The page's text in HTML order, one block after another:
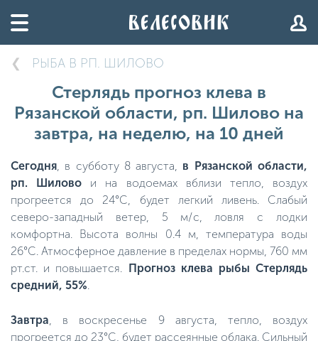
РЫБА В РП. ШИЛОВО
Стерлядь прогноз клева в
Рязанской области, рп. Шилово на
завтра, на неделю, на 10 дней
Сегодня, в субботу 8 августа, в Рязанской области,
рп. Шилово и на водоемах вблизи тепло, воздух
прогреется до 24°C, будет легкий ливень. Слабый
северо-западный ветер, 5 м/с, ловля с лодки
комфортна. Высота волны 0.4 м, температура воды
26°C. Атмосферное давление в пределах нормы, 760 мм
рт.ст. и повышается. Прогноз клева рыбы Стерлядь
средний, 55%.
Завтра, в воскресенье 9 августа, тепло, воздух
прогреется до 23°C, будет рассеянные облака. Сильный